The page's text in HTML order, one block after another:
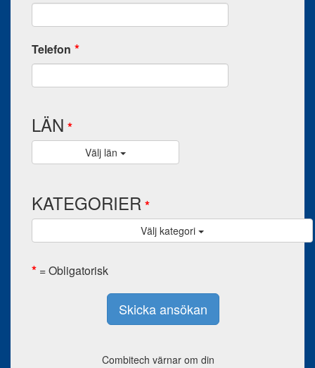
Telefon
LÄN
Välj län
KATEGORIER
Välj kategori
= Obligatorisk
Combitech värnar om din